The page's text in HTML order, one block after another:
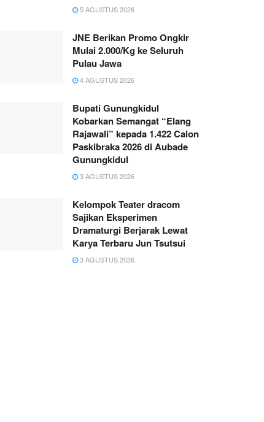
5 AGUSTUS 2026
JNE Berikan Promo Ongkir
Mulai 2.000/Kg ke Seluruh
Pulau Jawa
4 AGUSTUS 2026
Bupati Gunungkidul
Kobarkan Semangat “Elang
Rajawali” kepada 1.422 Calon
Paskibraka 2026 di Aubade
Gunungkidul
3 AGUSTUS 2026
Kelompok Teater dracom
Sajikan Eksperimen
Dramaturgi Berjarak Lewat
Karya Terbaru Jun Tsutsui
3 AGUSTUS 2026